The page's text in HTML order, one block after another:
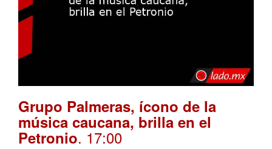
Grupo Palmeras, ícono de la
música caucana, brilla en el
Petronio. 17:00